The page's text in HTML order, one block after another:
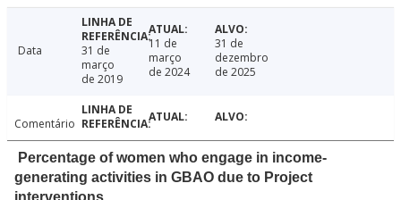
Data
31 de
março
de 2019
11 de
março
de 2024
31 de
dezembro
de 2025
Comentário
Percentage of women who engage in income-
generating activities in GBAO due to Project